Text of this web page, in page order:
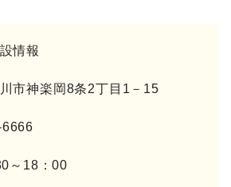
情報
市神楽岡8条2丁目1－15
～18：00